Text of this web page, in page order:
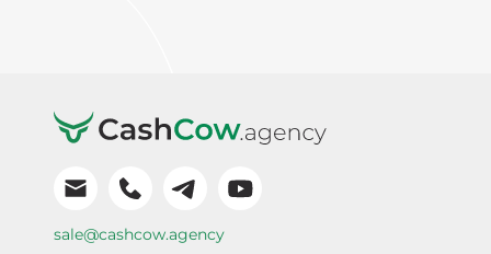
sale@cashcow.agency